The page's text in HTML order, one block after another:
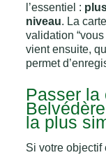
l’essentiel :
niveau. La
validation
vient ensuite,
permet
Passer la
la plus
Si votre objectif